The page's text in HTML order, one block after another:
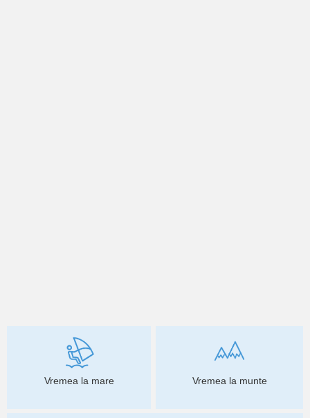
Vremea la mare Vremea la munte